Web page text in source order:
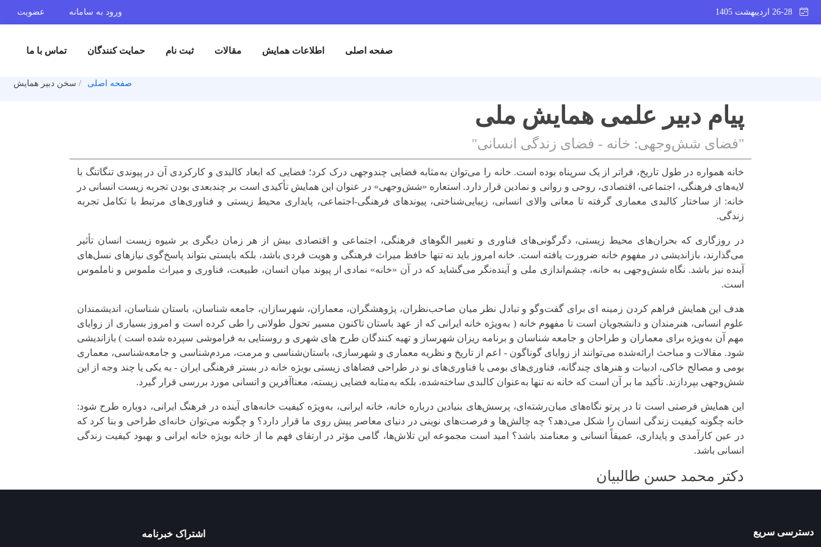
ورود به سامانه عضویت
صفحه اصلی اطلاعات همایش مقالات ثبت نام حمایت کنندگان تماس با ما
صفحه اصلی سخن دبیر همایش
پیام دبیر علمی همایش ملی
"فضای شش‌وجهی: خانه - فضای زندگی انسانی"
خانه همواره در طول تاریخ، فراتر از یک سرپناه بوده است. خانه را می‌توان به‌مثابه فضایی چندوجهی درک کرد؛ فضایی که ابعاد کالبدی و کارکردی آن در پیوندی تنگاتنگ با
لایه‌های فرهنگی، اجتماعی، اقتصادی، روحی و روانی و نمادین قرار دارد. استعاره «شش‌وجهی» در عنوان این همایش تأکیدی است بر چندبعدی بودن تجربه زیست انسانی در
خانه: از ساختار کالبدی معماری گرفته تا معانی والای انسانی، زیبایی‌شناختی، پیوندهای فرهنگی-اجتماعی، پایداری ‌محیط زیستی و فناوری‌های مرتبط با تکامل تجربه
زندگی.
در روزگاری که بحران‌های ‌محیط زیستی، دگرگونی‌های فناوری و تغییر الگوهای فرهنگی، اجتماعی و اقتصادی بیش از هر زمان دیگری بر شیوه زیست انسان تأثیر
می‌گذارند، بازاندیشی در مفهوم خانه ضرورت یافته است. خانه امروز باید نه تنها حافظ میراث فرهنگی و هویت فردی باشد، بلکه بایستی بتواند پاسخ‌گوی نیازهای نسل‌های
آینده نیز باشد. نگاه شش‌وجهی به خانه، چشم‌اندازی ملی و آینده‌نگر می‌گشاید که در آن «خانه» نمادی از پیوند میان انسان، طبیعت، فناوری و میراث ملموس و ناملموس
است.
هدف این همایش فراهم کردن زمینه ای برای گفت‌وگو و تبادل نظر میان صاحب‌نظران، پژوهشگران، معماران، شهرسازان، جامعه شناسان، باستان شناسان، اندیشمندان
علوم انسانی، هنرمندان و دانشجویان است تا مفهوم خانه ( به‌ویژه خانه ایرانی که از عهد باستان تاکنون مسیر تحول طولانی را طی کرده است و امروز بسیاری از زوایای
مهم آن به‌ویژه برای معماران و طراحان و جامعه شناسان و برنامه ریزان شهرساز و تهیه کنندگان طرح های شهری و روستایی به فراموشی سپرده شده است ) بازاندیشی
شود. مقالات و مباحث ارائه‌شده می‌توانند از زوایای گوناگون - اعم از تاریخ و نظریه معماری و شهرسازی، باستان‌شناسی و مرمت، مردم‌شناسی و جامعه‌شناسی، معماری
بومی و مصالح خاکی، ادبیات و هنرهای چندگانه، فناوری‌های بومی یا فناوری‌های نو در طراحی فضاهای زیستی بویژه خانه در بستر فرهنگی ایران -به یکی یا چند وجه از این
شش‌وجهی بپردازند. تأکید ما بر آن است که خانه نه تنها به‌عنوان کالبدی ساخته‌شده، بلکه به‌مثابه فضایی زیسته، معنا‌آفرین و انسانی مورد بررسی قرار گیرد.
این همایش فرصتی است تا در پرتو نگاه‌های میان‌رشته‌ای، پرسش‌های بنیادین درباره خانه، خانه ایرانی، به‌ویژه کیفیت خانه‌های آینده در فرهنگ ایرانی، دوباره طرح شود:
خانه چگونه کیفیت زندگی انسان را شکل می‌دهد؟ چه چالش‌ها و فرصت‌های نوینی در دنیای معاصر پیش روی ما قرار دارد؟ و چگونه می‌توان خانه‌ای طراحی و بنا کرد که
در عین کارآمدی و پایداری، عمیقاً انسانی و معنامند باشد؟ امید است مجموعه این تلاش‌ها، گامی مؤثر در ارتقای فهم ما از خانه بویژه خانه ایرانی و بهبود کیفیت زندگی
انسانی باشد.
دکتر محمد حسن طالبیان
دسترسی سریع اشتراک خبرنامه